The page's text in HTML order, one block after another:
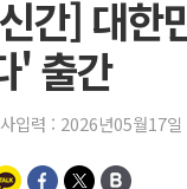
간] 대한
' 출간
입력 : 2026년05월17